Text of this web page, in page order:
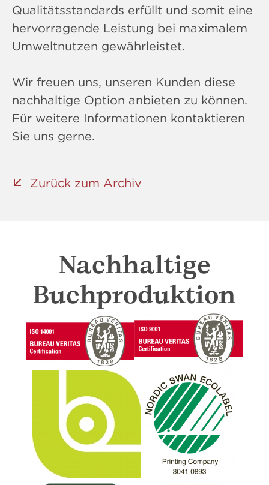
Qualitätsstandards erfüllt und somit eine
hervorragende Leistung bei maximalem
Umweltnutzen gewährleistet.
Wir freuen uns, unseren Kunden diese
nachhaltige Option anbieten zu können.
Für weitere Informationen kontaktieren
Sie uns gerne.
Zurück zum Archiv
Nachhaltige
Buchproduktion